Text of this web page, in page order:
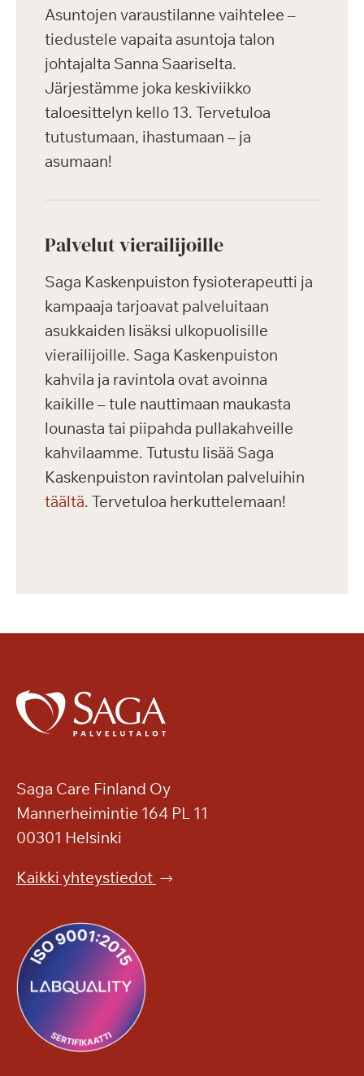
Asuntojen varaustilanne vaihtelee –
tiedustele vapaita asuntoja talon
johtajalta Sanna Saariselta.
Järjestämme joka keskiviikko
taloesittelyn kello 13. Tervetuloa
tutustumaan, ihastumaan – ja
asumaan!
Palvelut vierailijoille
Saga Kaskenpuiston fysioterapeutti ja
kampaaja tarjoavat palveluitaan
asukkaiden lisäksi ulkopuolisille
vierailijoille. Saga Kaskenpuiston
kahvila ja ravintola ovat avoinna
kaikille – tule nauttimaan maukasta
lounasta tai piipahda pullakahveille
kahvilaamme. Tutustu lisää Saga
Kaskenpuiston ravintolan palveluihin
täältä. Tervetuloa herkuttelemaan!
Saga Care Finland Oy
Mannerheimintie 164 PL 11
00301 Helsinki
Kaikki yhteystiedot